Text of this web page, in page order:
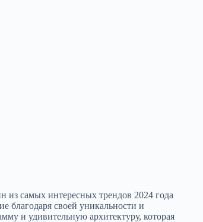
из самых интересных трендов 2024 года
благодаря своей уникальности и
и удивительную архитектуру, которая